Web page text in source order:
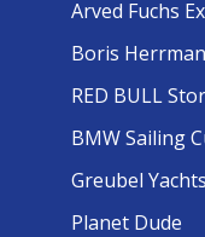
Arved Fuchs
Boris
RED BULL
BMW Sailing
Greubel
Planet Dude